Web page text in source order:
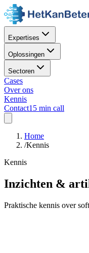
Expertises
Oplossingen
Sectoren
Cases
Over ons
Kennis
Contact15 min call
Home
/Kennis
Kennis
Inzichten &
Praktische kennis over